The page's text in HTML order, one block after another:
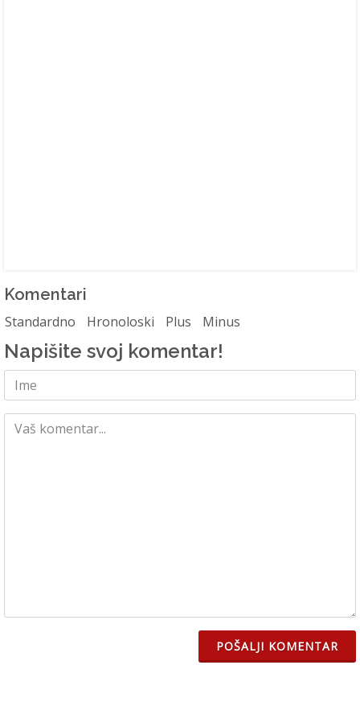
Komentari
Standardno Hronoloski Plus Minus
Napišite svoj komentar!
POŠALJI KOMENTAR